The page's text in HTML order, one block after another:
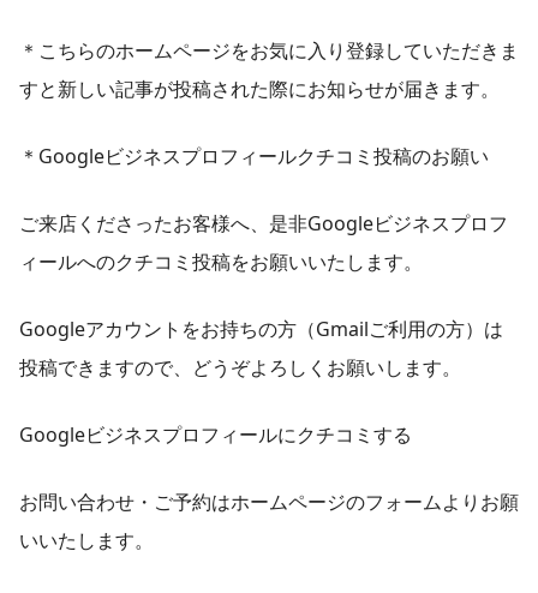
＊こちらのホームページをお気に入り登録していただきま
すと新しい記事が投稿された際にお知らせが届きます。
＊Googleビジネスプロフィールクチコミ投稿のお願い
ご来店くださったお客様へ、是非Googleビジネスプロフ
ィールへのクチコミ投稿をお願いいたします。
Googleアカウントをお持ちの方（Gmailご利用の方）は
投稿できますので、どうぞよろしくお願いします。
Googleビジネスプロフィールにクチコミする
お問い合わせ・ご予約はホームページのフォームよりお願
いいたします。